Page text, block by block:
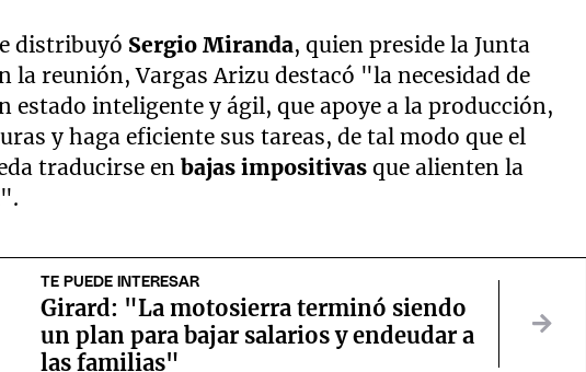
distribuyó Sergio Miranda, quien preside la Junta
la reunión, Vargas Arizu destacó "la necesidad de
estado inteligente y ágil, que apoye a la producción,
y haga eficiente sus tareas, de tal modo que el
traducirse enbajas impositivas que alienten la
TE PUEDE INTERESAR
Girard: "La motosierra terminó siendo
un plan para bajar salarios y endeudar a
las familias"